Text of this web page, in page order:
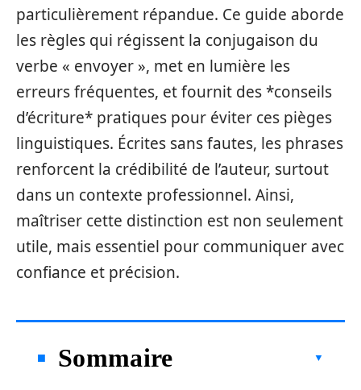
particulièrement répandue. Ce guide aborde
les règles qui régissent la conjugaison du
verbe « envoyer », met en lumière les
erreurs fréquentes, et fournit des *conseils
d’écriture* pratiques pour éviter ces pièges
linguistiques. Écrites sans fautes, les phrases
renforcent la crédibilité de l’auteur, surtout
dans un contexte professionnel. Ainsi,
maîtriser cette distinction est non seulement
utile, mais essentiel pour communiquer avec
confiance et précision.
Sommaire